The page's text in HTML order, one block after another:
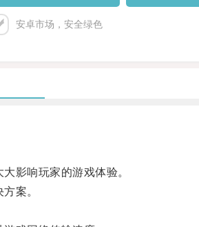
安卓市场，安全绿色
影响玩家的游戏体验。
案。